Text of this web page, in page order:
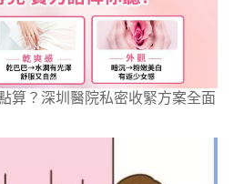
算？深圳醫院私密收緊方案全面